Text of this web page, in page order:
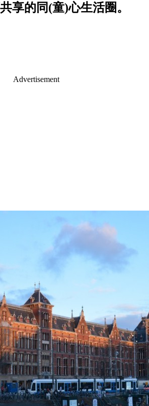
享的同(童)心生活圈。
Advertisement